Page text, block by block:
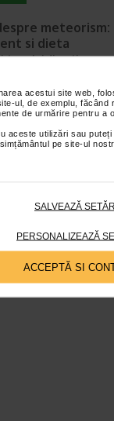
acestui site web,
ul, de exemplu,
de urmărire pentru a
aceste utilizări sau
pe site-ul
SALVEAZĂ
PERSONALIZEAZĂ
ACCEPTĂ SI
si dieta
digestiv
abdominal este una
adulti si copii. Printre